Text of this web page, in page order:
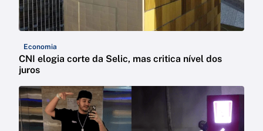
Economia
CNI elogia corte da Selic, mas critica nível dos
juros